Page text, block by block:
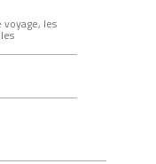
voyage, les